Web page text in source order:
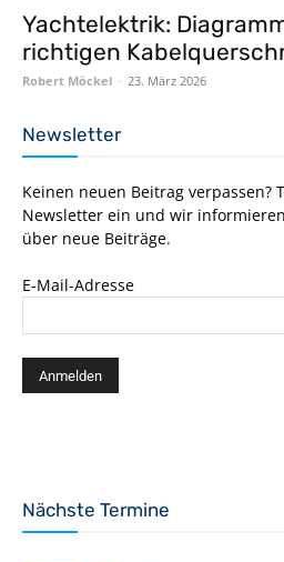
Yachtelektrik:
richtigen
Robert Möckel - 23. März 2026
Newsletter
Keinen neuen Beitrag verpassen?
Newsletter ein und wir
über neue Beiträge.
E-Mail-Adresse
Nächste Termine